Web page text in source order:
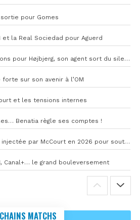
pour Gomes
et la Real Sociedad pour Aguerd
Newcastle avance ses pions pour Højbjerg, son agent sort du silence
sur son avenir à l’OM
et les tensions internes
Benatia règle ses comptes !
La somme astronomique injectée par McCourt en 2026 pour soutenir l’OM
Canal+… le grand bouleversement
MATCHS